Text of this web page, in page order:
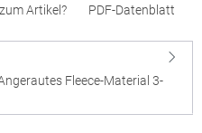
Artikel? PDF-Datenblatt
Fleece-Material 3-